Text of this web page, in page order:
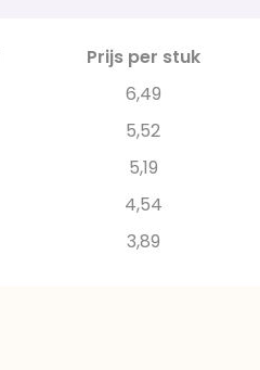
Prijs per stuk
6,49
5,52
5,19
4,54
3,89